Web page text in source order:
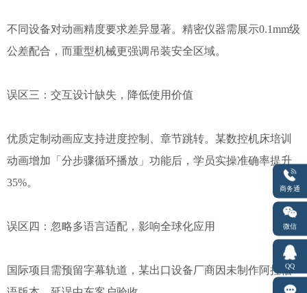
不同设备对动画精度要求差异显著。精密仪器需展示0.1mm级
公差配合，而重型机械更强调吊装安全区域。
误区三：交互设计缺失，降低使用价值
优质定制动画应支持进度控制、章节跳转。某数控机床培训
动画增加「分步骤循环播放」功能后，学员实操准确率提升
35%。
误区四：忽略多语言适配，影响全球化应用
国际项目需预留字幕轨道，某出口设备厂商因未制作阿拉伯
商务通
微信
QQ